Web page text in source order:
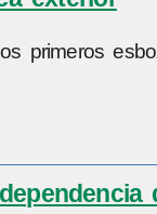
primeros